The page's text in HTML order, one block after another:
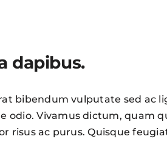
dapibus.
bibendum vulputate sed ac
odio. Vivamus dictum, quam
risus ac purus. Quisque